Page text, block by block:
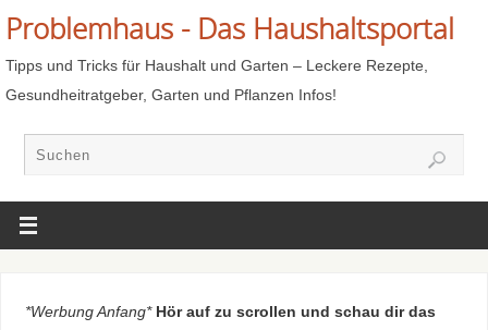
Problemhaus - Das Haushaltsportal
Tipps und Tricks für Haushalt und Garten – Leckere Rezepte,
Gesundheitratgeber, Garten und Pflanzen Infos!
*Werbung Anfang* Hör auf zu scrollen und schau dir das